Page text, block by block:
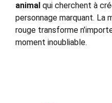
animal qui cherchent à
personnage marquant. La
rouge transforme
moment inoubliable.